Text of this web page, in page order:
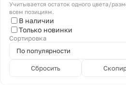
Учитывается остаток одного цвета/
всем позициям.
В наличии
Только новинки
Сортировка
Сбросить